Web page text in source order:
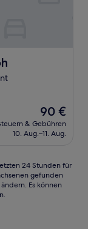
Der
Preis
beträgt
90 €
& Gebühren
10. Aug.–11. Aug.
24 Stunden für
gefunden
Es können